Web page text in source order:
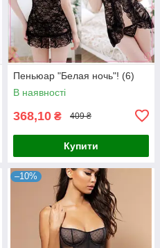
Пеньюар "Белая ночь"! (6)
В наявності
368,10 ₴ 409 ₴
Купити
–10%